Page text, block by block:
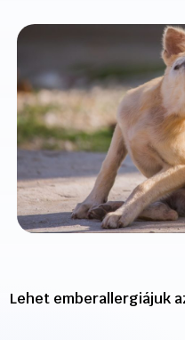
Lehet emberallergiájuk